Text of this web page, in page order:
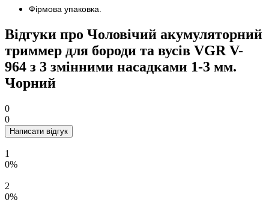
Фірмова упаковка.
Відгуки про Чоловічий акумуляторний
триммер для бороди та вусів VGR V-
964 з 3 змінними насадками 1-3 мм.
Чорний
0
0
Написати відгук
1
0%
2
0%